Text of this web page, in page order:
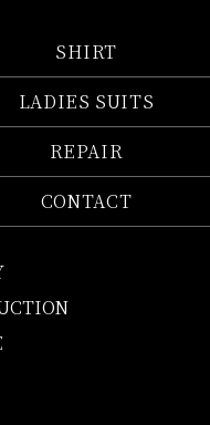
SHIRT
LADIES SUITS
REPAIR
CONTACT